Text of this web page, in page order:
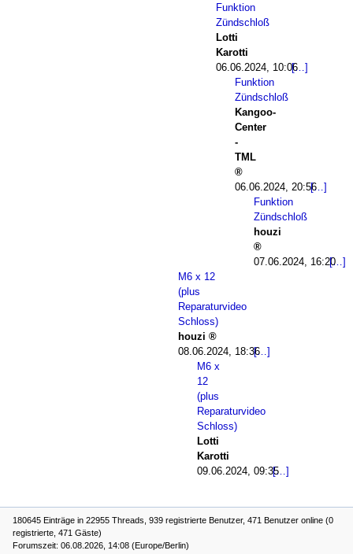
Funktion
Zündschloß
Lotti
Karotti
06.06.2024, 10:06
Funktion
Zündschloß
Kangoo-
Center
-
TML
06.06.2024, 20:56
Funktion
Zündschloß
houzi
07.06.2024, 16:20
M6 x 12
(plus
Reparaturvideo
Schloss)
houzi
08.06.2024, 18:36
M6 x
12
(plus
Reparaturvideo
Schloss)
Lotti
Karotti
09.06.2024, 09:35
180645 Einträge in 22955 Threads, 939 registrierte Benutzer, 471 Benutzer online (0
registrierte, 471 Gäste)
Forumszeit: 06.08.2026, 14:08 (Europe/Berlin)